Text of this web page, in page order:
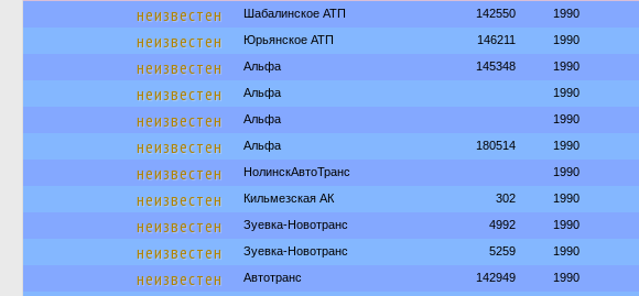
неизвестен Шабалинское АТП 142550 1990
неизвестен Юрьянское АТП 146211 1990
неизвестен Альфа 145348 1990
неизвестен Альфа 1990
неизвестен Альфа 1990
неизвестен Альфа 180514 1990
неизвестен НолинскАвтоТранс 1990
неизвестен Кильмезская АК 302 1990
неизвестен Зуевка-Новотранс 4992 1990
неизвестен Зуевка-Новотранс 5259 1990
неизвестен Автотранс 142949 1990